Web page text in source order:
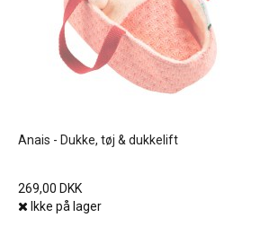
Anais - Dukke, tøj & dukkelift
269,00 DKK
Ikke på lager